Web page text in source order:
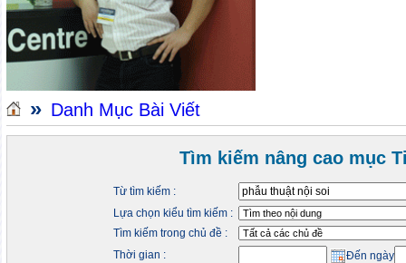
» Danh Mục Bài Viết
Tìm kiếm nâng cao mục
Từ tìm kiếm :
Lựa chọn kiểu tìm kiếm :
Tìm kiếm trong chủ đề :
Thời gian :
Đến ngày